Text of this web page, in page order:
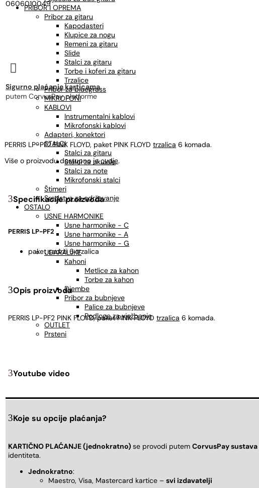
PRIBOR I OPREMA
Pribor za gitaru
Kapodasteri
Klupice za nogu
Remeni za gitaru
Slide
Stalci za gitaru
Torbe i koferi za gitaru
Trzalice
Pribor za bluegrass
MIKROFONI
KABLOVI
Instrumentalni kablovi
Mikrofonski kablovi
Adapteri, konektori
STALCI
Stalci za gitaru
Stalci za ukulele
Stalci za note
Mikrofonski stalci
Štimeri
Sredstva za održavanje
OSTALO
USNE HARMONIKE
Usne harmonike - C
Usne harmonike - A
Usne harmonike - G
UDARALJKE
Kahoni
Metlice za kahon
Torbe za kahon
Djembe
Pribor za bubnjeve
Palice za bubnjeve
Podloge za vježbanje
OUTLET
Prsteni
0606010049

Sigurno plaćanje karticama
putem CorvusPay platforme
PERRIS LP-PF2 PINK FLOYD, paket PINK FLOYD trzalica 6 komada.
Više o proizvodu dostupno jeovdje.
Specifikacije proizvoda
PERRIS LP-PF2
paket sadrži 6 trzalica
Opis proizvoda
PERRIS LP-PF2 PINK FLOYD, paket PINK FLOYD trzalica 6 komada.
Youtube video
Koje su opcije plaćanja?
KARTIČNO PLAĆANJE (jednokratno) se provodi putem CorvusPay sustava
identiteta.
Jednokratno:
Maestro, Visa, Mastercard kartice – svi izdavatelji